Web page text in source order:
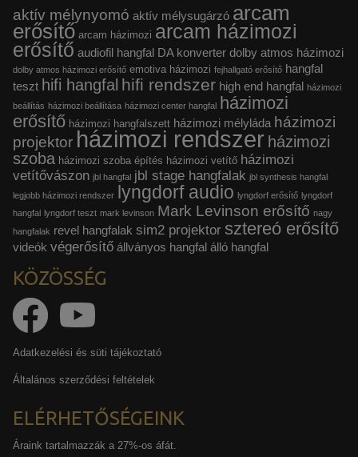
aktív mélynyomó aktív mélysugárzó arcam
erősítő arcam házimozi arcam házimozi
erősítő audiofil hangfal DA konverter dolby atmos házimozi
dolby atmos házimozi erősítő emotiva házimozi fejhallgató erősítő hangfal
teszt hifi hangfal hifi rendszer high end hangfal házimozi
beállítás házimozi beállítása házimozi center hangfal
házimozi
erősítő házimozi hangfalszett házimozi mélyláda házimozi
projektor házimozi rendszer házimozi
szoba házimozi szoba építés házimozi vetítő házimozi
vetítővászon jbl hangfal jbl stage hangfalak jbl synthesis hangfal
legjobb házimozi rendszer
lyngdorf audio lyngdorf erősítő lyngdorf
hangfal
lyngdorf teszt mark levinson Mark Levinson erősítő nagy
hangfalak revel hangfalak sim2 projektor sztereó erősítő
videók végerősítő állványos hangfal álló hangfal
KÖZÖSSÉG
Adatkezelési és süti tájékoztató
Általános szerződési feltételek
ELÉRHETŐSÉGEINK
Áraink tartalmazzák a 27%-os áfát.